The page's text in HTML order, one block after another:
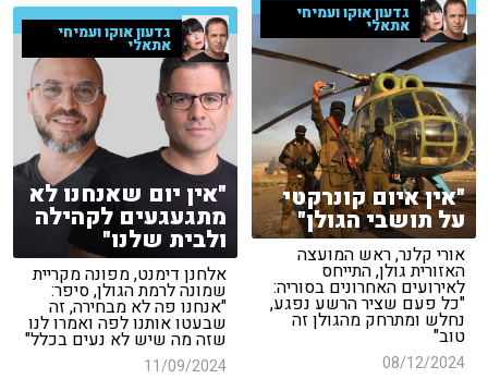
גדעון אוקו ועמיחי
אתאלי
"אין איום קונרקטי
על תושבי הגולן"
אורי קלנר, ראש המועצה
האזורית גולן, התייחס
לאירועים האחרונים בסוריה:
"כל פעם שציר הרשע נפגע,
נחלש ומתרחק מהגולן זה
טוב"
08/12/2024
גדעון אוקו ועמיחי
אתאלי
"אין יום שאנחנו לא
מתגעגעים לקהילה
ולבית שלנו"
אלחנן דימנט, מפונה מקריית
שמונה לרמת הגולן, סיפר:
"אנחנו פה לא מבחירה, זה
שבעטו אותנו לפה ואמרו לנו
שזה מה שיש לא נעים בכלל"
11/09/2024